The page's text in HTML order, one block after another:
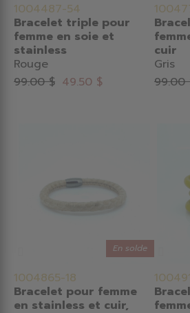
1004487-54
Bracelet triple pour
femme en soie et
stainless
Rouge
99.00 $ 49.50 $
cuir
Gris
99.00
En solde
1004865-18
Bracelet pour femme
en stainless et cuir,